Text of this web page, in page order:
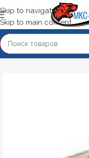
Skip to navigation
Skip to main content